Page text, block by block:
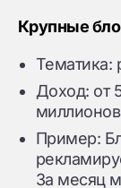
Крупные
Тематика:
Доход: от
Пример:
За месяц